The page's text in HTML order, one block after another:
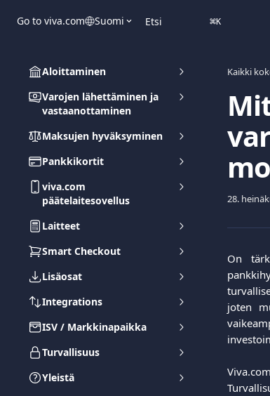
Go to viva.com Suomi Etsi ⌘K
Aloittaminen
Varojen lähettäminen ja
vastaanottaminen
Maksujen hyväksyminen
Pankkikortit
viva.com
päätelaitesovellus
Laitteet
Smart Checkout
Lisäosat
Integrations
ISV / Markkinapaikka
Turvallisuus
Yleistä
Kaikki
28.
On
joten